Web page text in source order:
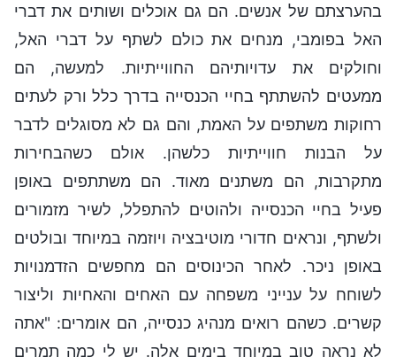
בהערצתם של אנשים. הם גם אוכלים ושותים את דברי
האל בפומבי, מנחים את כולם לשתף על דברי האל,
וחולקים את עדויותיהם החווייתיות. למעשה, הם
ממעטים להשתתף בחיי הכנסייה בדרך כלל ורק לעתים
רחוקות משתפים על האמת, והם גם לא מסוגלים לדבר
על הבנות חווייתיות כלשהן. אולם כשהבחירות
מתקרבות, הם משתנים מאוד. הם משתתפים באופן
פעיל בחיי הכנסייה ולהוטים להתפלל, לשיר מזמורים
ולשתף, ונראים חדורי מוטיבציה ויוזמה במיוחד ובולטים
באופן ניכר. לאחר הכינוסים הם מחפשים הזדמנויות
לשוחח על ענייני משפחה עם האחים והאחיות וליצור
קשרים. כשהם רואים מנהיג כנסייה, הם אומרים: "אתה
לא נראה טוב במיוחד בימים אלה. יש לי כמה תמרים